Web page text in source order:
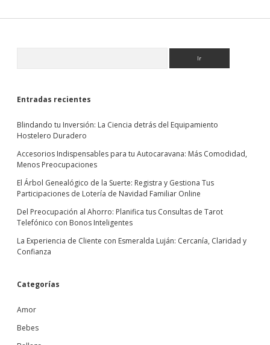
Entradas recientes
Blindando tu Inversión: La Ciencia detrás del Equipamiento
Hostelero Duradero
Accesorios Indispensables para tu Autocaravana: Más Comodidad,
Menos Preocupaciones
El Árbol Genealógico de la Suerte: Registra y Gestiona Tus
Participaciones de Lotería de Navidad Familiar Online
Del Preocupación al Ahorro: Planifica tus Consultas de Tarot
Telefónico con Bonos Inteligentes
La Experiencia de Cliente con Esmeralda Luján: Cercanía, Claridad y
Confianza
Categorías
Amor
Bebes